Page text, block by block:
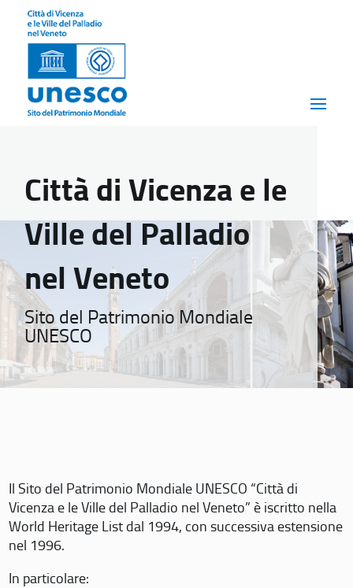
Città di Vicenza e le
Ville del Palladio
nel Veneto
Sito del Patrimonio Mondiale
UNESCO
Il Sito del Patrimonio Mondiale UNESCO “Città di
Vicenza e le Ville del Palladio nel Veneto” è iscritto nella
World Heritage List dal 1994, con successiva estensione
nel 1996.
In particolare: